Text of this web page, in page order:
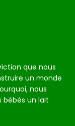
que nous
un monde
nous
bébés un lait